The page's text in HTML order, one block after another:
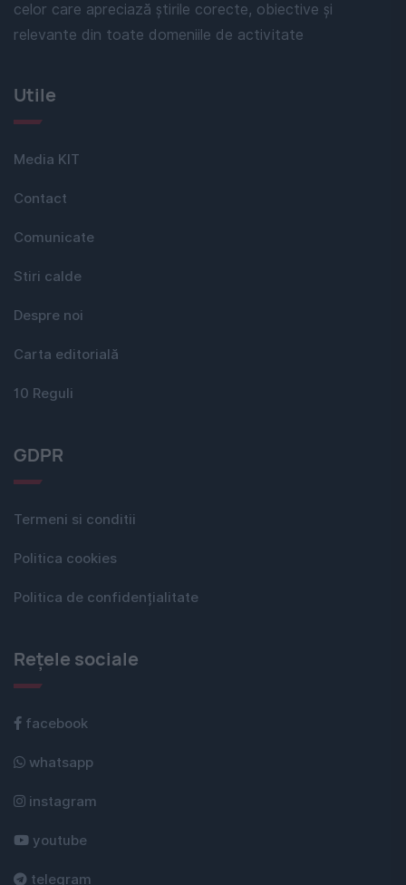
celor care apreciază știrile corecte, obiective și
relevante din toate domeniile de activitate
Utile
Media KIT
Contact
Comunicate
Stiri calde
Despre noi
Carta editorială
10 Reguli
GDPR
Termeni si conditii
Politica cookies
Politica de confidențialitate
Rețele sociale
facebook
whatsapp
instagram
youtube
telegram